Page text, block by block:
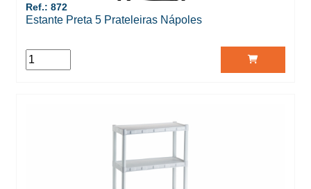
Ref.: 872
Estante Preta 5 Prateleiras Nápoles